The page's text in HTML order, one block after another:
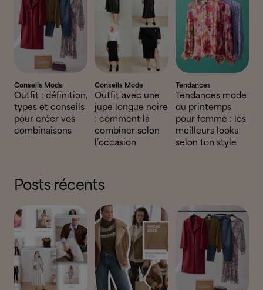
Conseils Mode
Outfit : définition,
types et conseils
pour créer vos
combinaisons
Conseils Mode
Outfit avec une
jupe longue noire
: comment la
combiner selon
l’occasion
Tendances
Tendances mode
du printemps
pour femme : les
meilleurs looks
selon ton style
Posts récents